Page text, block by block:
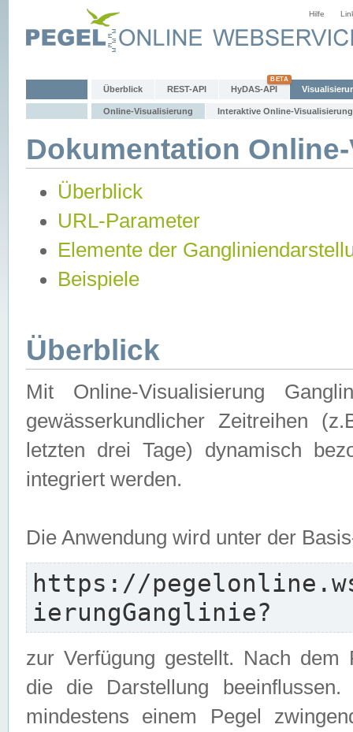
Hilfe
Überblick REST-API HyDAS-API
Online-Visualisierung Interaktive Online-Visualisierung
Dokumentation
Überblick
URL-Parameter
Elemente der
Beispiele
Überblick
Mit Online-Visualisierung
gewässerkundlicher Zeitreihen
letzten drei Tage) dynamisch
integriert werden.
Die Anwendung wird unter der
https://
ierungGanglinie?
zur Verfügung gestellt. Nach dem
die die Darstellung
mindestens einem Pegel